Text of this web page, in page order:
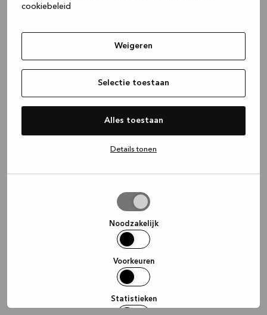
cookiebeleid
Weigeren
Selectie toestaan
Alles toestaan
Details tonen
Noodzakelijk
Voorkeuren
Statistieken
(see the browser console for more
information).